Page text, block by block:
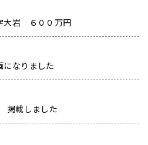
大岩 ６００万円
なりました
掲載しました